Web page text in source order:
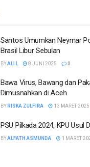
Santos Umumkan Neymar
Brasil Libur Sebulan
BYALI L 8 JUNI 2025 0
Bawa Virus, Bawang dan
Dimusnahkan di Aceh
BY RISKA ZULFIRA 13 MARET 2025
PSU Pilkada 2024, KPU Usul
BYALFATH ASMUNDA 1 MARET